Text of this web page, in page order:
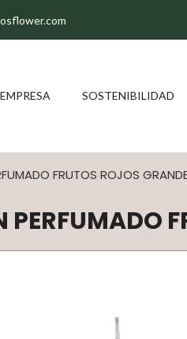
EMPRESA SOSTENIBILIDAD
FRUTOS ROJOS
PERFUMADO